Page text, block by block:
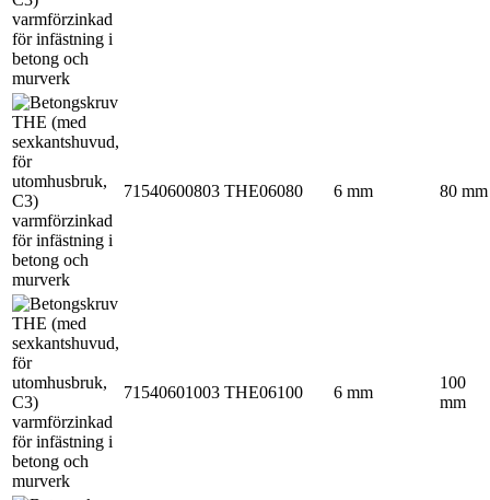
71540600803 THE06080 6 mm 80 mm
71540601003 THE06100 6 mm
100
mm